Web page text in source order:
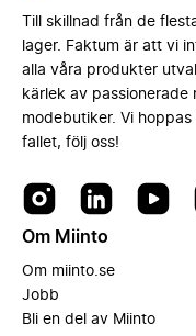
Till skillnad från de
lager. Faktum är att vi
alla våra produkter
kärlek av passionerade
modebutiker. Vi
fallet, följ oss!
Om Miinto
Om miinto.se
Jobb
Bli en del av Miinto